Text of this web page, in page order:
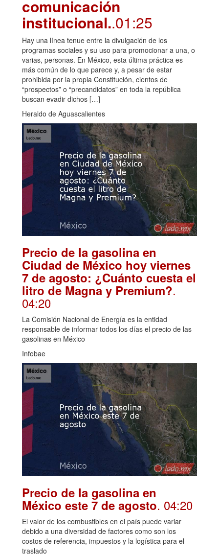
comunicación
institucional..01:25
Hay una línea tenue entre la divulgación de los
programas sociales y su uso para promocionar a una, o
varias, personas. En México, esta última práctica es
más común de lo que parece y, a pesar de estar
prohibida por la propia Constitución, cientos de
“prospectos” o “precandidatos” en toda la república
buscan evadir dichos […]
Heraldo de Aguascalientes
Precio de la gasolina en
Ciudad de México hoy viernes
7 de agosto: ¿Cuánto cuesta el
litro de Magna y Premium?.
04:20
La Comisión Nacional de Energía es la entidad
responsable de informar todos los días el precio de las
gasolinas en México
Infobae
Precio de la gasolina en
México este 7 de agosto. 04:20
El valor de los combustibles en el país puede variar
debido a una diversidad de factores como son los
costos de referencia, impuestos y la logística para el
traslado